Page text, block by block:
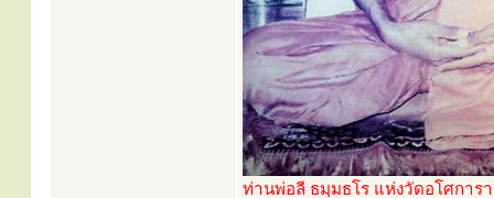
ท่านพ่อลี ธมฺมธโร แห่งวัดอโศการ